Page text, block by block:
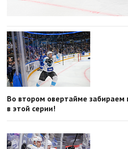
Во втором овертайме забираем
в этой серии!